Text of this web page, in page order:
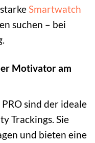
Smartwatch
suchen – bei
Motivator am
sind der ideale
Trackings. Sie
und bieten eine